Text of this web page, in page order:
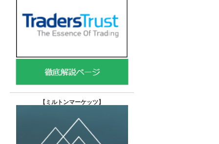
【 ミルトンマーケッツ】